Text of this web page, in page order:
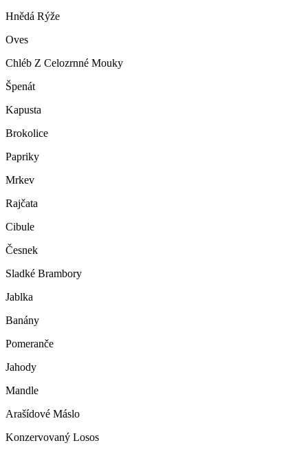
Hnědá Rýže
Oves
Chléb Z Celozrnné Mouky
Špenát
Kapusta
Brokolice
Papriky
Mrkev
Rajčata
Cibule
Česnek
Sladké Brambory
Jablka
Banány
Pomeranče
Jahody
Mandle
Arašídové Máslo
Konzervovaný Losos